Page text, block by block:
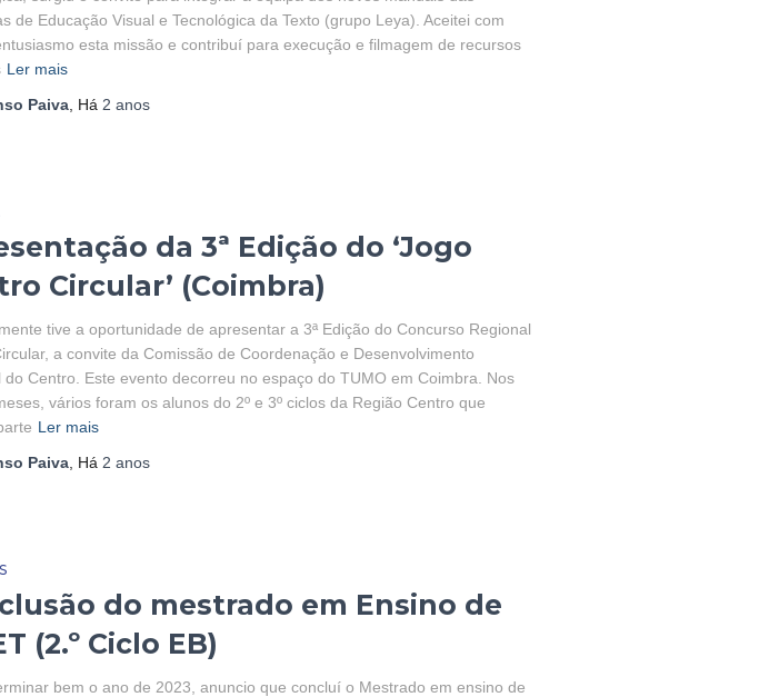
de Educação Visual e Tecnológica da Texto (grupo Leya). Aceitei com
esta missão e contribuí para execução e filmagem de recursos
Ler mais
Paiva, Há 2 anos
da 3ª Edição do ‘Jogo
Circular’ (Coimbra)
tive a oportunidade de apresentar a 3ª Edição do Concurso Regional
a convite da Comissão de Coordenação e Desenvolvimento
do Centro. Este evento decorreu no espaço do TUMO em Coimbra. Nos
vários foram os alunos do 2º e 3º ciclos da Região Centro que
Ler mais
Paiva, Há 2 anos
do mestrado em Ensino de
(2.º Ciclo EB)
bem o ano de 2023, anuncio que concluí o Mestrado em ensino de